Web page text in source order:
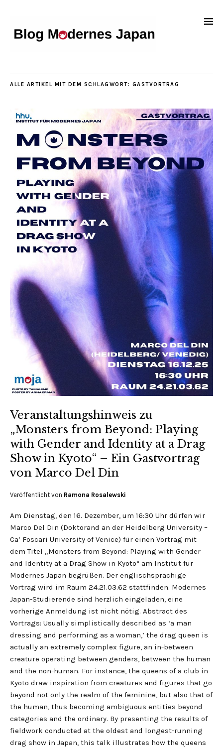
ALLE ARTIKEL MIT DEM SCHLAGWORT: GASTVORTRAG
Veranstaltungshinweis zu
„Monsters from Beyond: Playing
with Gender and Identity at a Drag
Show in Kyoto“ – Ein Gastvortrag
von Marco Del Din
Veröffentlicht von Ramona Rosalewski
Am Dienstag, den 16. Dezember, um 16:30 Uhr dürfen wir
Marco Del Din (Doktorand an der Heidelberg University –
Ca’ Foscari University of Venice) für einen Vortrag mit
dem Titel „Monsters from Beyond: Playing with Gender
and Identity at a Drag Show in Kyoto“ am Institut für
Modernes Japan begrüßen. Der englischsprachige
Vortrag wird im Raum 24.21.03.62 stattfinden. Modernes
Japan-Studierende sind herzlich eingeladen, eine
vorherige Anmeldung ist nicht nötig. Abstract des
Vortrags: Usually simplistically described as ‘a man
dressing and performing as a woman,’ the drag queen is
actually an extremely complex figure, an in-between
creature operating between genders, between the human
and the non-human. For instance, the queens of a club in
Kyoto draw inspiration from creatures and figures that go
beyond not only the realm of the feminine, but also that of
the human, thus becoming ambiguous entities beyond
categories and the ordinary. By presenting the results of
fieldwork conducted at the oldest and longest-running
drag show in Japan, this talk illustrates how the queens